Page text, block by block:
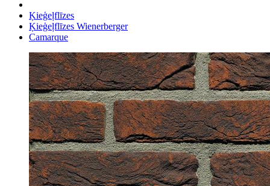
Ķieģeļflīzes
Ķieģeļflīzes Wienerberger
Camarque